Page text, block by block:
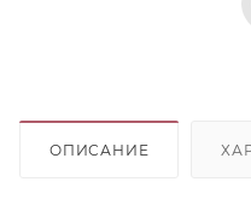
ОПИСАНИЕ